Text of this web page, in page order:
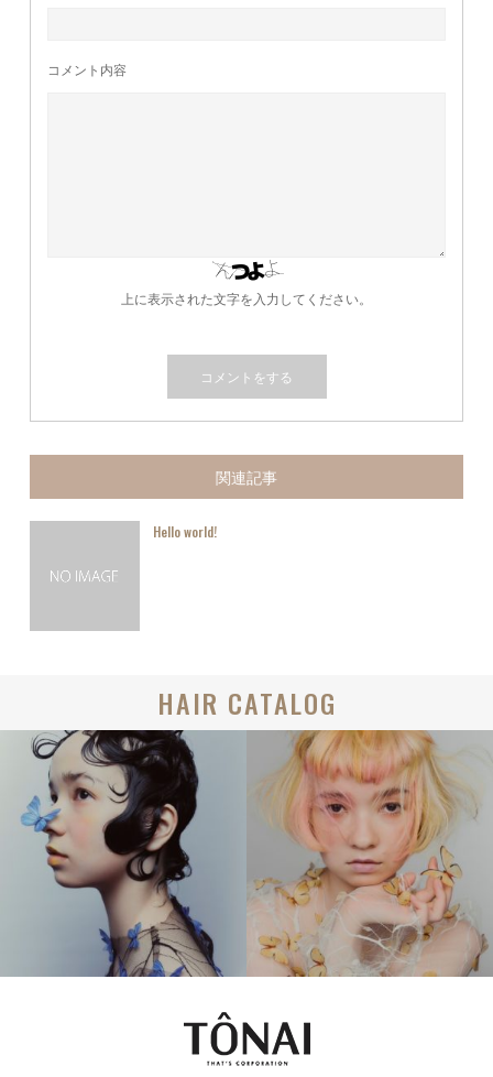
コメント内容
上に表示された文字を入力してください。
関連記事
Hello world!
HAIR CATALOG
BOB
MEDIUM